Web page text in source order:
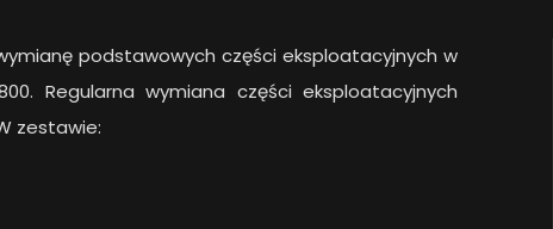
podstawowych części eksploatacyjnych w
Regularna wymiana części eksploatacyjnych
zestawie: